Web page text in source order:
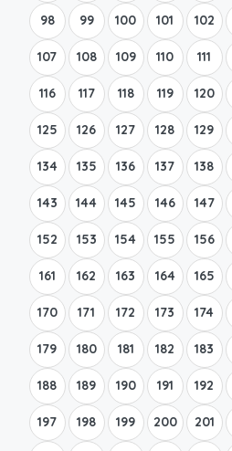
98 99 100 101 102
107 108 109 110 111
116 117 118 119 120
125 126 127 128 129
134 135 136 137 138
143 144 145 146 147
152 153 154 155 156
161 162 163 164 165
170 171 172 173 174
179 180 181 182 183
188 189 190 191 192
197 198 199 200 201